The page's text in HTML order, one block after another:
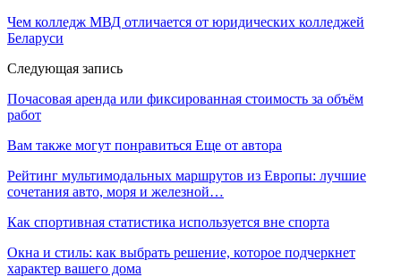
Чем колледж МВД отличается от юридических колледжей
Беларуси
Следующая запись
Почасовая аренда или фиксированная стоимость за объём
работ
Вам также могут понравиться Еще от автора
Рейтинг мультимодальных маршрутов из Европы: лучшие
сочетания авто, моря и железной…
Как спортивная статистика используется вне спорта
Окна и стиль: как выбрать решение, которое подчеркнет
характер вашего дома